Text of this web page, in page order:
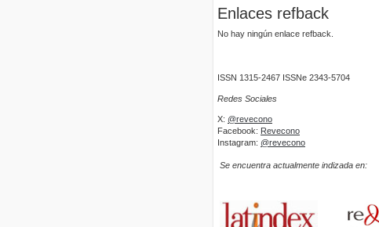
Enlaces refback
No hay ningún enlace refback.
ISSN 1315-2467 ISSNe 2343-5704
Redes Sociales
X: @revecono
Facebook: Revecono
Instagram: @revecono
Se encuentra actualmente indizada en: